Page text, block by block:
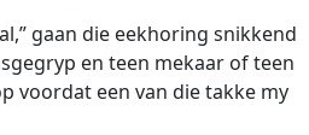
gaan die eekhoring snikkend
en teen mekaar of teen
voordat een van die takke my